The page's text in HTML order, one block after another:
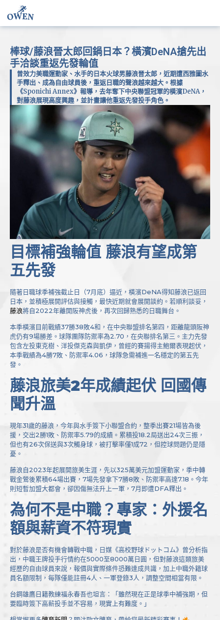
棒球/藤浪晉太郎回鍋日本？橫濱DeNA搶先出
手洽談重返先發輪值
曾效力美職運動家、水手的日本火球男藤浪晉太郎，近期遭西雅圖水
手釋出、成為自由球員後，重返日職的聲浪越來越大。根據
《Sponichi Annex》報導，去年奪下中央聯盟冠軍的橫濱DeNA，
對藤浪展現高度興趣，並計畫讓他重返先發投手角色。
目標補強輪值 藤浪有望成第
五先發
隨著日職球季補強截止日（7月底）逼近，橫濱DeNA得知藤浪已返回
日本，並積極展開評估與接觸，最快近期就會展開談約。若順利談妥，
藤浪將自2022年離開阪神虎後，再次回歸熟悉的日職舞台。
本季橫濱目前戰績37勝38敗4和，在中央聯盟排名第四，距離龍頭阪神
虎仍有9場勝差。球隊團隊防禦率為2.70，在央聯排名第三。主力先發
包含左投東克樹、洋投傑克森與凱伊，曾經的賽揚得主鮑爾表現起伏，
本季戰績為4勝7敗、防禦率4.06，球隊急需補進一名穩定的第五先
發。
藤浪旅美2年成績起伏 回國傳
聞升溫
現年31歲的藤浪，今年與水手簽下小聯盟合約，整季出賽21場皆為後
援，交出2勝1敗、防禦率5.79的成績。累積投18.2局送出24次三振，
但也有26次保送與3次觸身球，被打擊率僅1成72，但控球問題仍是隱
憂。
藤浪自2023年起展開旅美生涯，先以325萬美元加盟運動家，季中轉
戰金鶯後累積64場出賽，7場先發拿下7勝8敗、防禦率高達7.18。今年
則短暫加盟大都會，卻因傷無法升上一軍，7月即遭DFA釋出。
為何不是中職？專家：外援名
額與薪資不符現實
對於藤浪是否有機會轉戰中職，日媒《高校野球ドットコム》曾分析指
出，中職王牌投手行情約在5000至8000萬日圓，但對藤浪這類旅美
經歷的自由球員來說，報價與實際條件恐難達成共識，加上中職外籍球
員名額限制，每隊僅能註冊4人、一軍登錄3人，調整空間相當有限。
台鋼雄鷹日籍教練福永春吾也坦言：「雖然現在正是球季中補強期，但
要臨時簽下高薪投手並不容易，現實上有難度。」